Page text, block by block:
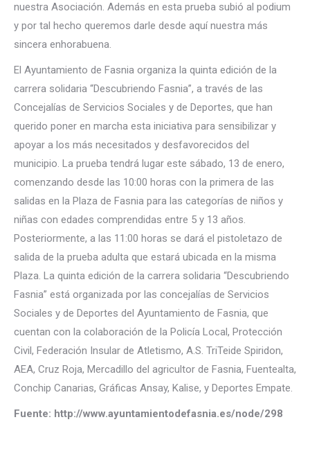
nuestra Asociación. Además en esta prueba subió al podium
y por tal hecho queremos darle desde aquí nuestra más
sincera enhorabuena.
El Ayuntamiento de Fasnia organiza la quinta edición de la
carrera solidaria “Descubriendo Fasnia”, a través de las
Concejalías de Servicios Sociales y de Deportes, que han
querido poner en marcha esta iniciativa para sensibilizar y
apoyar a los más necesitados y desfavorecidos del
municipio. La prueba tendrá lugar este sábado, 13 de enero,
comenzando desde las 10:00 horas con la primera de las
salidas en la Plaza de Fasnia para las categorías de niños y
niñas con edades comprendidas entre 5 y 13 años.
Posteriormente, a las 11:00 horas se dará el pistoletazo de
salida de la prueba adulta que estará ubicada en la misma
Plaza. La quinta edición de la carrera solidaria “Descubriendo
Fasnia” está organizada por las concejalías de Servicios
Sociales y de Deportes del Ayuntamiento de Fasnia, que
cuentan con la colaboración de la Policía Local, Protección
Civil, Federación Insular de Atletismo, A.S. TriTeide Spiridon,
AEA, Cruz Roja, Mercadillo del agricultor de Fasnia, Fuentealta,
Conchip Canarias, Gráficas Ansay, Kalise, y Deportes Empate.
Fuente: http://www.ayuntamientodefasnia.es/node/298